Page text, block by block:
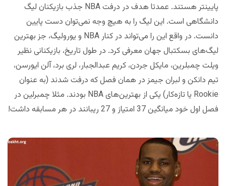
پایینتر هستند. عمدتا هدف در درفت NBA جذب بازیکنان لیگ
دانشگاهی است. این لیگ را به هیچ وجه نمی‌توان دست‌ پایین
دانست. در واقع این را می‌تواند در کنار NBA و یورولیگ، جز بهترین
لیگ‌های بسکتبال جهان معرفی کرد. در طول تاریخ، بازیکنانی نظیر
ویلت چمبلرین، مایکل جردن، کریم عبدالجبار، لری برد، آلن ایورسن،
تیم دانکن و لبران جیمز در همان فصل که درفت شدند (به عنوان
Rookie یا تازه‌کار) یکی از بهترین‌های NBA بودند. مثلا چمبرلین در
فصل اول خود میانگین 37 امتیاز و 27 ریبانند در هر مسابقه داشت!